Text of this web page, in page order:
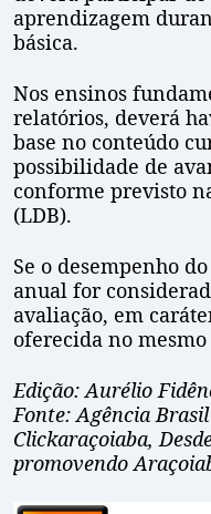
aprendizagem
básica.
Nos ensinos
relatórios, deverá
base no conteúdo
possibilidade de
conforme previsto
(LDB).
Se o desempenho
anual for
avaliação, em
oferecida no mesmo
Edição: Aurélio
Fonte: Agência Brasil
Clickaraçoiaba,
promovendo